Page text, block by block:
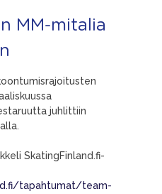
MM-mitalia
juhlittiin
SkatingFinland.fi-
tapahtumat/team-